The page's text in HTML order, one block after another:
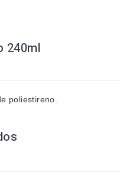
240ml
poliestireno.